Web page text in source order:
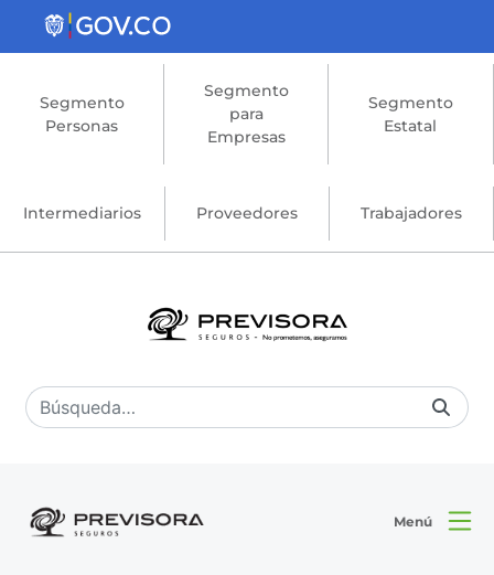
Saltar al contenido principal
Segmento
Personas
Segmento
para
Empresas
Segmento
Estatal
Intermediarios Proveedores Trabajadores
Menú